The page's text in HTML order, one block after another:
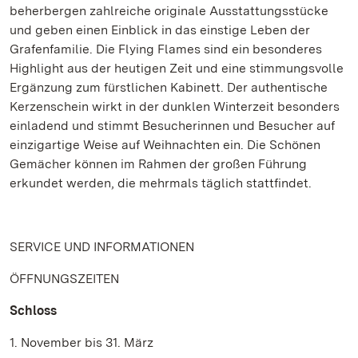
beherbergen zahlreiche originale Ausstattungsstücke
und geben einen Einblick in das einstige Leben der
Grafenfamilie. Die Flying Flames sind ein besonderes
Highlight aus der heutigen Zeit und eine stimmungsvolle
Ergänzung zum fürstlichen Kabinett. Der authentische
Kerzenschein wirkt in der dunklen Winterzeit besonders
einladend und stimmt Besucherinnen und Besucher auf
einzigartige Weise auf Weihnachten ein. Die Schönen
Gemächer können im Rahmen der großen Führung
erkundet werden, die mehrmals täglich stattfindet.
SERVICE UND INFORMATIONEN
ÖFFNUNGSZEITEN
Schloss
1. November bis 31. März